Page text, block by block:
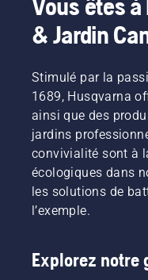
Vous êtes
& Jardin
Stimulé par la
1689, Husqvarna
ainsi que des
jardins
convivialité sont à
écologiques dans
les solutions de
l’exemple.
Explorez notre